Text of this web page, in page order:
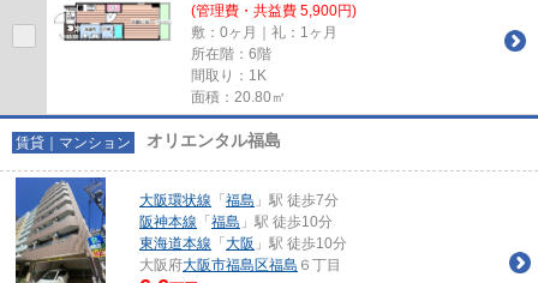
(管理費・共益費 5,900円)
敷：0ヶ月｜礼：1ヶ月
所在階：6階
間取り：1K
面積：20.80㎡
賃貸｜マンション オリエンタル福島
大阪環状線 「 福島 」駅 徒歩7分
阪神本線 「 福島 」駅 徒歩10分
東海道本線 「 大阪 」駅 徒歩10分
大阪府大阪市福島区福島 ６丁目